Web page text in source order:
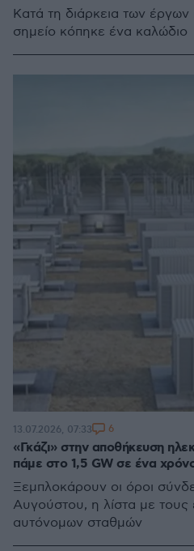
Kατά τη διάρκεια των
σημείο κόπηκε ένα καλώδιο
«Γκάζι» στην αποθήκευση
πάμε στο 1,5 GW σε ένα
Ξεμπλοκάρουν οι όροι
Αυγούστου, η λίστα με τους
αυτόνομων σταθμών
13.07.2026, 07:33 6